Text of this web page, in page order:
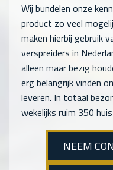
Wij bundelen onze
product zo veel
maken hierbij gebruik
verspreiders in
alleen maar bezig
erg belangrijk vinden
leveren. In totaal
wekelijks ruim 350
NEEM